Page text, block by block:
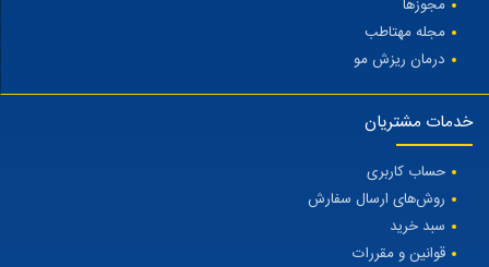
مجوزها
مجله مهتاطب
درمان ریزش مو
خدمات مشتریان
حساب کاربری
روش‌های ارسال سفارش
سبد خرید
قوانین و مقررات